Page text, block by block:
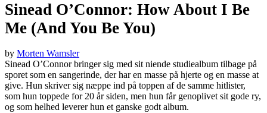
Sinead O’Connor: How About I Be
Me (And You Be You)
by Morten Wamsler
Sinead O’Connor bringer sig med sit niende studiealbum tilbage på
sporet som en sangerinde, der har en masse på hjerte og en masse at
give. Hun skriver sig næppe ind på toppen af de samme hitlister,
som hun toppede for 20 år siden, men hun får genoplivet sit gode ry,
og som helhed leverer hun et ganske godt album.